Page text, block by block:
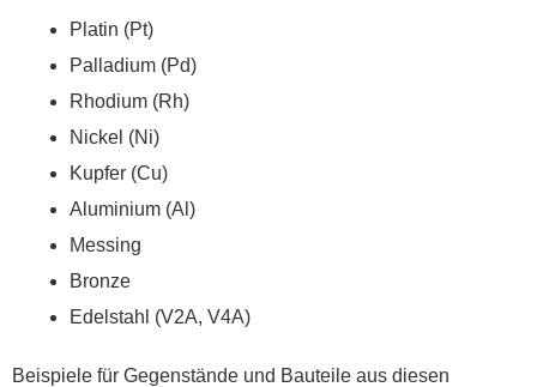
Platin (Pt)
Palladium (Pd)
Rhodium (Rh)
Nickel (Ni)
Kupfer (Cu)
Aluminium (Al)
Messing
Bronze
Edelstahl (V2A, V4A)
Beispiele für Gegenstände und Bauteile aus diesen